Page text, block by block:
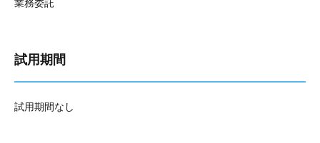
業務委託
試用期間
試用期間なし